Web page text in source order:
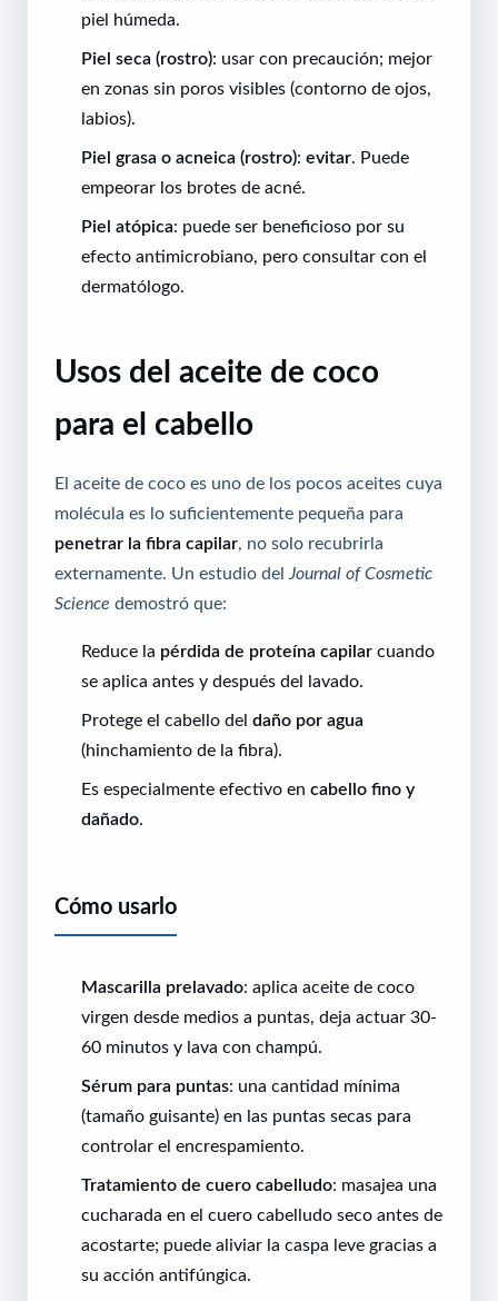
piel húmeda.
Piel seca (rostro): usar con precaución; mejor
en zonas sin poros visibles (contorno de ojos,
labios).
Piel grasa o acneica (rostro): evitar . Puede
empeorar los brotes de acné.
Piel atópica: puede ser beneficioso por su
efecto antimicrobiano, pero consultar con el
dermatólogo.
Usos del aceite de coco
para el cabello
El aceite de coco es uno de los pocos aceites cuya
molécula es lo suficientemente pequeña para
penetrar la fibra capilar , no solo recubrirla
externamente. Un estudio del Journal of Cosmetic
Science demostró que:
Reduce la pérdida de proteína capilar cuando
se aplica antes y después del lavado.
Protege el cabello del daño por agua
(hinchamiento de la fibra).
Es especialmente efectivo en cabello fino y
dañado
Cómo usarlo
Mascarilla prelavado: aplica aceite de coco
virgen desde medios a puntas, deja actuar 30-
60 minutos y lava con champú.
Sérum para puntas: una cantidad mínima
(tamaño guisante) en las puntas secas para
controlar el encrespamiento.
Tratamiento de cuero cabelludo: masajea una
cucharada en el cuero cabelludo seco antes de
acostarte; puede aliviar la caspa leve gracias a
su acción antifúngica.